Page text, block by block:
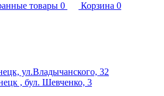
товары 0 Корзина 0
ул.Владычанского, 32
, бул. Шевченко, 3